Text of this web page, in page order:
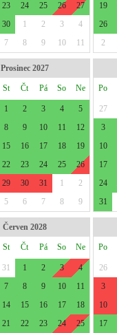
23 24 25 26
27
30 1 2 3
4
7 8 9 10 11
19
26
2
Prosinec 2027
St Čt Pá So Ne
1 2 3 4
5
8 9 10 11
12
15 16 17 18
19
22 23 24 25
26
29 30 31 1
2
5 6 7 8 9
Po
27
3
10
17
24
31
Červen 2028
St Čt Pá So Ne
31 1 2 3
4
7 8 9 10
11
14 15 16 17
18
21 22 23 24 25
Po
26
3
10
17